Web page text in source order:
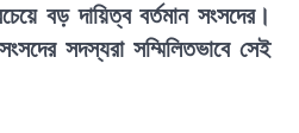
বড় দায়িত্ব বর্তমান সংসদের।
সদস্যরা সম্মিলিতভাবে সেই